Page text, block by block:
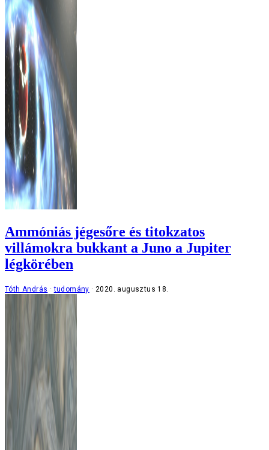
Ammóniás jégesőre és titokzatos
villámokra bukkant a Juno a Jupiter
légkörében
Tóth András tudomány 2020. augusztus 18.